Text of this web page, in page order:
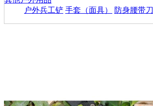
户外兵工铲 手套（面具） 防身腰带刀